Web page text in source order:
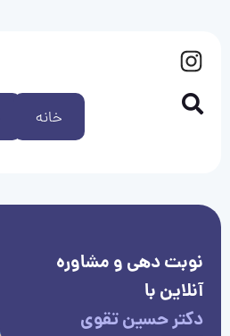
خانه
نوبت دهی و مشاوره
آنلاین با
دکتر حسین تقوی